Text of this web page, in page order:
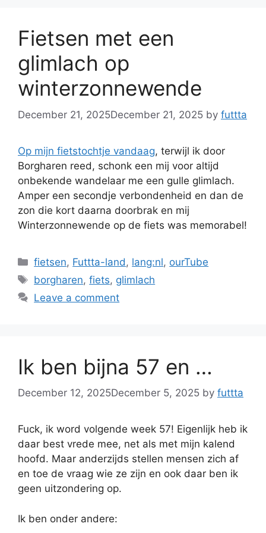
Fietsen met een
glimlach op
winterzonnewende
December 21, 2025December 21, 2025 by futtta
Op mijn fietstochtje vandaag, terwijl ik door
Borgharen reed, schonk een mij voor altijd
onbekende wandelaar me een gulle glimlach.
Amper een secondje verbondenheid en dan de
zon die kort daarna doorbrak en mij
Winterzonnewende op de fiets was memorabel!
Categories
fietsen, Futtta-land , lang:nl, ourTube
Tags
borgharen,fiets, glimlach
Leave a comment
Ik ben bijna 57 en …
December 12, 2025December 5, 2025 by futtta
Fuck, ik word volgende week 57! Eigenlijk heb ik
daar best vrede mee, net als met mijn kalend
hoofd. Maar anderzijds stellen mensen zich af
en toe de vraag wie ze zijn en ook daar ben ik
geen uitzondering op.
Ik ben onder andere: